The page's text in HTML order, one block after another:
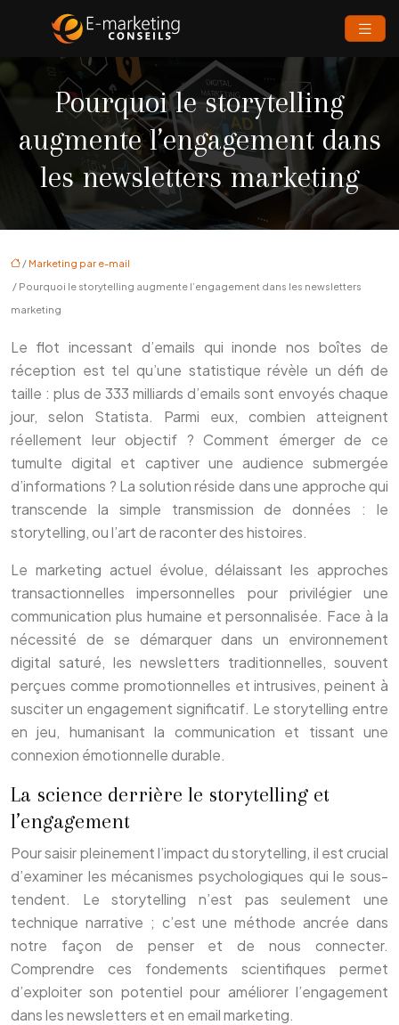
Pourquoi le storytelling
augmente l’engagement dans
les newsletters marketing
/ Marketing par e-mail
/ Pourquoi le storytelling augmente l’engagement dans les newsletters
marketing
Le flot incessant d’emails qui inonde nos boîtes de
réception est tel qu’une statistique révèle un défi de
taille : plus de 333 milliards d’emails sont envoyés chaque
jour, selon Statista. Parmi eux, combien atteignent
réellement leur objectif ? Comment émerger de ce
tumulte digital et captiver une audience submergée
d’informations ? La solution réside dans une approche qui
transcende la simple transmission de données : le
storytelling, ou l’art de raconter des histoires.
Le marketing actuel évolue, délaissant les approches
transactionnelles impersonnelles pour privilégier une
communication plus humaine et personnalisée. Face à la
nécessité de se démarquer dans un environnement
digital saturé, les newsletters traditionnelles, souvent
perçues comme promotionnelles et intrusives, peinent à
susciter un engagement significatif. Le storytelling entre
en jeu, humanisant la communication et tissant une
connexion émotionnelle durable.
La science derrière le storytelling et
l’engagement
Pour saisir pleinement l’impact du storytelling, il est crucial
d’examiner les mécanismes psychologiques qui le sous-
tendent. Le storytelling n’est pas seulement une
technique narrative ; c’est une méthode ancrée dans
notre façon de penser et de nous connecter.
Comprendre ces fondements scientifiques permet
d’exploiter son potentiel pour améliorer l’engagement
dans les newsletters et en email marketing.